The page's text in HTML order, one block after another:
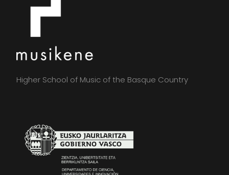
Higher School of Music of the Basque Country